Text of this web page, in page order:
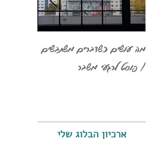
מה עושים כשדברים משתבשים
/ פוסט לרגעי משבר
ארכיון הבלוג שלי